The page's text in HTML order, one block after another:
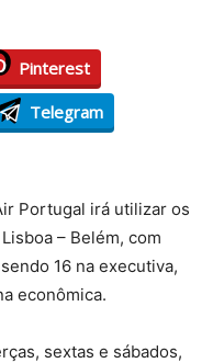
Pinterest
Telegram
Portugal irá utilizar os
– Belém, com
16 na executiva,
econômica.
sextas e sábados,